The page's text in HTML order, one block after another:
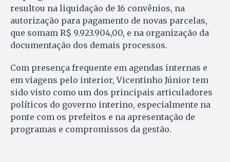
resultou na liquidação de 16 convênios, na
autorização para pagamento de novas parcelas,
que somam R$ 9.923.904,00, e na organização da
documentação dos demais processos.
Com presença frequente em agendas internas e
em viagens pelo interior, Vicentinho Júnior tem
sido visto como um dos principais articuladores
políticos do governo interino, especialmente na
ponte com os prefeitos e na apresentação de
programas e compromissos da gestão.